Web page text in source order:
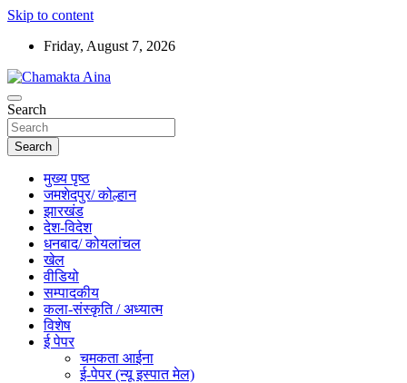
Skip to content
Friday, August 7, 2026
Chamakta Aina
Hindi News Paper – Jharkhand
Search
Search
मुख्य पृष्ठ
जमशेदपुर/ कोल्हान
झारखंड
देश-विदेश
धनबाद/ कोयलांचल
खेल
वीडियो
सम्पादकीय
कला-संस्कृति / अध्यात्म
विशेष
ई पेपर
चमकता आईना
ई-पेपर (न्यू इस्पात मेल)